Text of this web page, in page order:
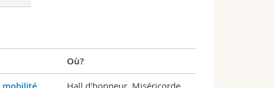
Où?
Hall d'honneur, Miséricorde